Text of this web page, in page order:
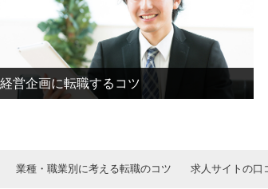
経営企画に転職するコツ
業種・職業別に考える転職のコツ 求人サイトの口